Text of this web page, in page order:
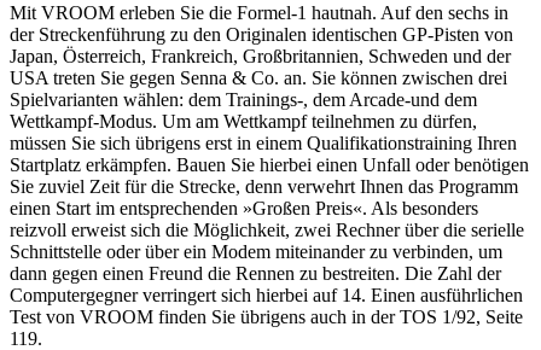
Mit VROOM erleben Sie die Formel-1 hautnah. Auf den sechs in
der Streckenführung zu den Originalen identischen GP-Pisten von
Japan, Österreich, Frankreich, Großbritannien, Schweden und der
USA treten Sie gegen Senna & Co. an. Sie können zwischen drei
Spielvarianten wählen: dem Trainings-, dem Arcade-und dem
Wettkampf-Modus. Um am Wettkampf teilnehmen zu dürfen,
müssen Sie sich übrigens erst in einem Qualifikationstraining Ihren
Startplatz erkämpfen. Bauen Sie hierbei einen Unfall oder benötigen
Sie zuviel Zeit für die Strecke, denn verwehrt Ihnen das Programm
einen Start im entsprechenden »Großen Preis«. Als besonders
reizvoll erweist sich die Möglichkeit, zwei Rechner über die serielle
Schnittstelle oder über ein Modem miteinander zu verbinden, um
dann gegen einen Freund die Rennen zu bestreiten. Die Zahl der
Computergegner verringert sich hierbei auf 14. Einen ausführlichen
Test von VROOM finden Sie übrigens auch in der TOS 1/92, Seite
119.